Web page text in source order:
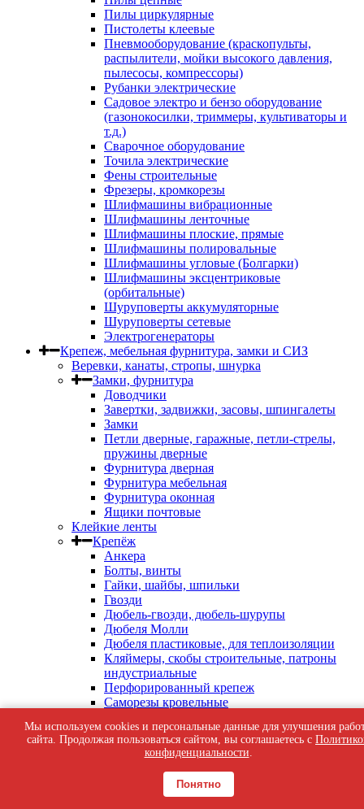
Пилы циркулярные
Пистолеты клеевые
Пневмооборудование (краскопульты,
распылители, мойки высокого давления,
пылесосы, компрессоры)
Рубанки электрические
Садовое электро и бензо оборудование
(газонокосилки, триммеры, культиваторы и
т.д.)
Сварочное оборудование
Точила электрические
Фены строительные
Фрезеры, кромкорезы
Шлифмашины вибрационные
Шлифмашины ленточные
Шлифмашины плоские, прямые
Шлифмашины полировальные
Шлифмашины угловые (Болгарки)
Шлифмашины эксцентриковые
(орбитальные)
Шуруповерты аккумуляторные
Шуруповерты сетевые
Электрогенераторы
Крепеж, мебельная фурнитура, замки и СИЗ
Веревки, канаты, стропы, шнурка
Замки, фурнитура
Доводчики
Завертки, задвижки, засовы, шпингалеты
Замки
Петли дверные, гаражные, петли-стрелы,
пружины дверные
Фурнитура дверная
Фурнитура мебельная
Фурнитура оконная
Ящики почтовые
Клейкие ленты
Крепёж
Анкера
Болты, винты
Гайки, шайбы, шпильки
Гвозди
Дюбель-гвозди, дюбель-шурупы
Дюбеля Молли
Дюбеля пластиковые, для теплоизоляции
Кляймеры, скобы строительные, патроны
индустриальные
Перфорированный крепеж
Саморезы кровельные
Саморезы с пресс-шайбой
Саморезы черные
Такелаж
Тросы, цепи
Шурупы жёлтые универсальные
Мы используем cookies и персональные данные для улучшения
сайта. Продолжая пользоваться сайтом, вы соглашаетесь с
конфиденциальности.
Понятно